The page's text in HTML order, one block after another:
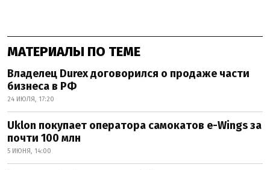
МАТЕРИАЛЫ ПО ТЕМЕ
Владелец Durex договорился о продаже части
бизнеса в РФ
24 ИЮЛЯ, 17:20
Uklon покупает оператора самокатов e-Wings за
почти 100 млн
5 ИЮНЯ, 14:00